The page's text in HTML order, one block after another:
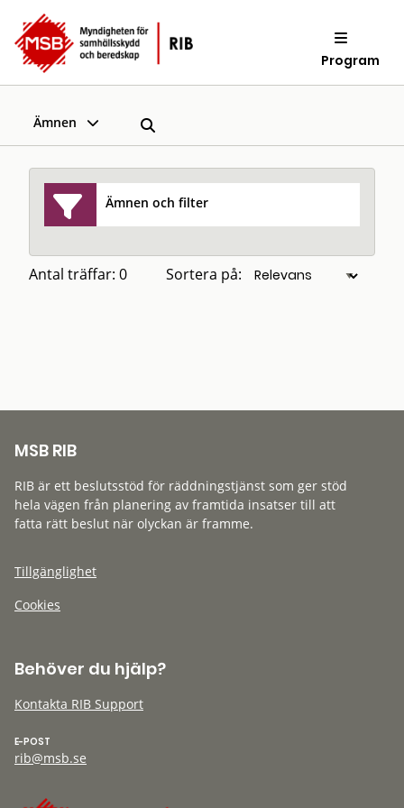
Program
Ämnen
Ämnen och filter
Antal träffar: 0 Sortera på:
MSB RIB
RIB är ett beslutsstöd för räddningstjänst som ger stöd
hela vägen från planering av framtida insatser till att
fatta rätt beslut när olyckan är framme.
Tillgänglighet
Cookies
Behöver du hjälp?
Kontakta RIB Support
E-POST
rib@msb.se